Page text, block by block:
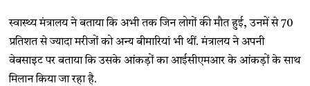
स्वास्थ्य मंत्रालय ने बताया कि अभी तक जिन लोगों की मौत हुई, उनमें से 70
प्रतिशत से ज्यादा मरीजों को अन्य बीमारियां भी थीं. मंत्रालय ने अपनी
वेबसाइट पर बताया कि उसके आंकड़ों का आईसीएमआर के आंकड़ों के साथ
मिलान किया जा रहा है.